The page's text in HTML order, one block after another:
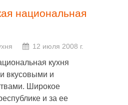
национальная
12 июля 2008 г.
кухня
вкусовыми и
Широкое
и за ее